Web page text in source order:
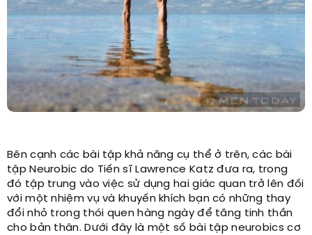
Bên cạnh các bài tập khả năng cụ thể ở trên, các bài
tập Neurobic do Tiến sĩ Lawrence Katz đưa ra, trong
đó tập trung vào việc sử dụng hai giác quan trở lên đối
với một nhiệm vụ và khuyến khích bạn có những thay
đổi nhỏ trong thói quen hàng ngày để tăng tinh thần
cho bản thân. Dưới đây là một số bài tập neurobics cơ